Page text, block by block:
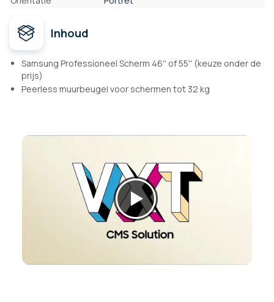
Inhoud
Samsung Professioneel Scherm 46'' of 55'' (keuze onder de
prijs)
Peerless muurbeugel voor schermen tot 32 kg